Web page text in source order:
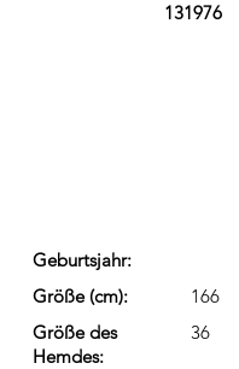
131976
Geburtsjahr:
Größe (cm):
166
Größe des
Hemdes:
36